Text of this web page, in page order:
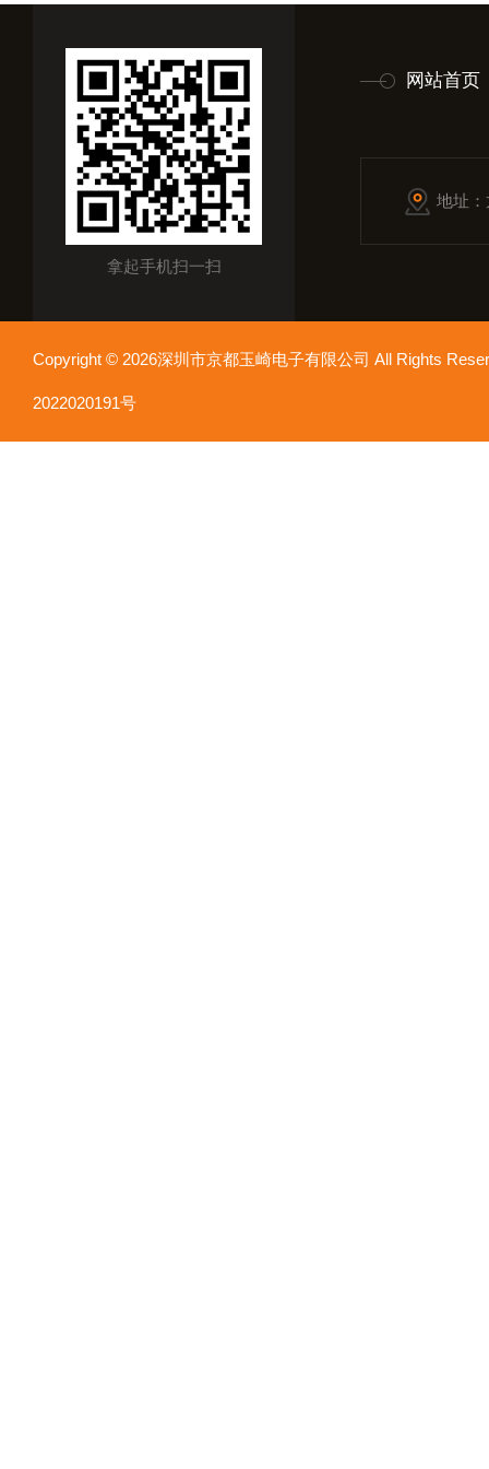
拿起手机扫一扫
网站首页
地址
Copyright © 2026深圳市京都玉崎电子有限公司 All Rights
2022020191号